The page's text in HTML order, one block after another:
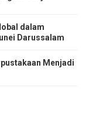
dalam
Darussalam
Menjadi